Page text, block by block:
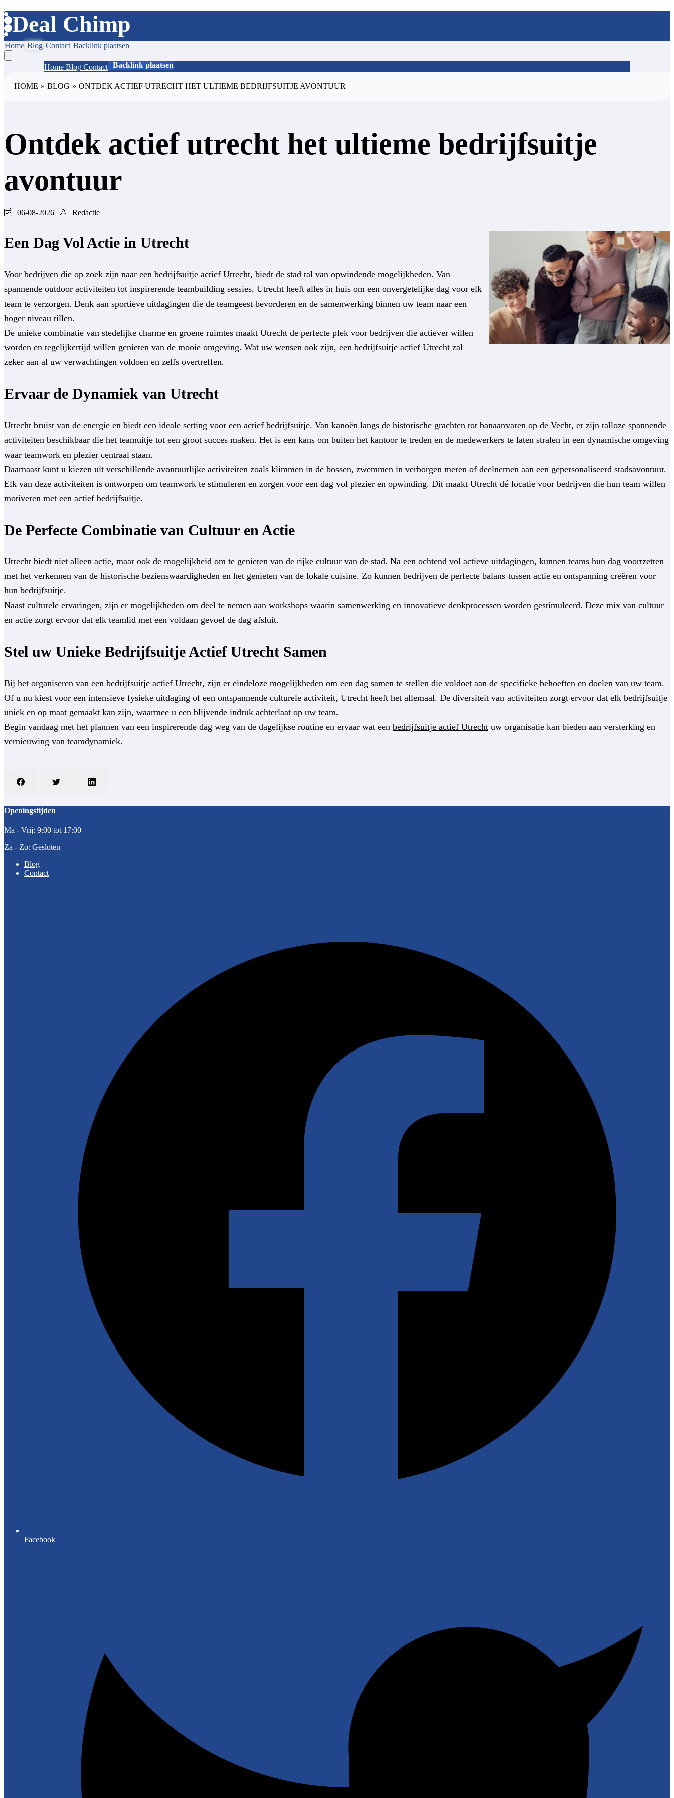
Deal Chimp
Home Blog Contact Backlink plaatsen
HomeBlogContact Backlink plaatsen
HOME » BLOG » ONTDEK ACTIEF UTRECHT HET ULTIEME BEDRIJFSUITJE AVONTUUR
Ontdek actief utrecht het ultieme bedrijfsuitje
avontuur
06-08-2026 Redactie
Een Dag Vol Actie in Utrecht
Voor bedrijven die op zoek zijn naar een bedrijfsuitje actief Utrecht, biedt de stad tal van opwindende mogelijkheden. Van
spannende outdoor activiteiten tot inspirerende teambuilding sessies, Utrecht heeft alles in huis om een onvergetelijke dag voor elk
team te verzorgen. Denk aan sportieve uitdagingen die de teamgeest bevorderen en de samenwerking binnen uw team naar een
hoger niveau tillen.
De unieke combinatie van stedelijke charme en groene ruimtes maakt Utrecht de perfecte plek voor bedrijven die actiever willen
worden en tegelijkertijd willen genieten van de mooie omgeving. Wat uw wensen ook zijn, een bedrijfsuitje actief Utrecht zal
zeker aan al uw verwachtingen voldoen en zelfs overtreffen.
Ervaar de Dynamiek van Utrecht
Utrecht bruist van de energie en biedt een ideale setting voor een actief bedrijfsuitje. Van kanoën langs de historische grachten tot banaanvaren op de Vecht, er zijn talloze spannende
activiteiten beschikbaar die het teamuitje tot een groot succes maken. Het is een kans om buiten het kantoor te treden en de medewerkers te laten stralen in een dynamische omgeving
waar teamwork en plezier centraal staan.
Daarnaast kunt u kiezen uit verschillende avontuurlijke activiteiten zoals klimmen in de bossen, zwemmen in verborgen meren of deelnemen aan een gepersonaliseerd stadsavontuur.
Elk van deze activiteiten is ontworpen om teamwork te stimuleren en zorgen voor een dag vol plezier en opwinding. Dit maakt Utrecht dé locatie voor bedrijven die hun team willen
motiveren met een actief bedrijfsuitje.
De Perfecte Combinatie van Cultuur en Actie
Utrecht biedt niet alleen actie, maar ook de mogelijkheid om te genieten van de rijke cultuur van de stad. Na een ochtend vol actieve uitdagingen, kunnen teams hun dag voortzetten
met het verkennen van de historische bezienswaardigheden en het genieten van de lokale cuisine. Zo kunnen bedrijven de perfecte balans tussen actie en ontspanning creëren voor
hun bedrijfsuitje.
Naast culturele ervaringen, zijn er mogelijkheden om deel te nemen aan workshops waarin samenwerking en innovatieve denkprocessen worden gestimuleerd. Deze mix van cultuur
en actie zorgt ervoor dat elk teamlid met een voldaan gevoel de dag afsluit.
Stel uw Unieke Bedrijfsuitje Actief Utrecht Samen
Bij het organiseren van een bedrijfsuitje actief Utrecht, zijn er eindeloze mogelijkheden om een dag samen te stellen die voldoet aan de specifieke behoeften en doelen van uw team.
Of u nu kiest voor een intensieve fysieke uitdaging of een ontspannende culturele activiteit, Utrecht heeft het allemaal. De diversiteit van activiteiten zorgt ervoor dat elk bedrijfsuitje
uniek en op maat gemaakt kan zijn, waarmee u een blijvende indruk achterlaat op uw team.
Begin vandaag met het plannen van een inspirerende dag weg van de dagelijkse routine en ervaar wat een bedrijfsuitje actief Utrecht uw organisatie kan bieden aan versterking en
vernieuwing van teamdynamiek.
Openingstijden
Ma - Vrij: 9:00 tot 17:00
Za - Zo: Gesloten
Blog
Contact
Facebook